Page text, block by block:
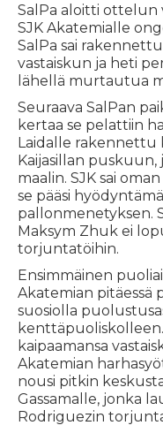
SalPa aloitti ottelun
SJK Akatemialle
SalPa sai
vastaiskun ja heti
lähellä murtautua
Seuraava SalPan
kertaa se pelattiin
Laidalle rakennettu
Kaijasillan
maalin. SJK sai
se pääsi
pallonmenetyksen.
Maksym Zhuk ei
torjuntatöihin.
Ensimmäinen
Akatemian pitäessä
suosiolla
kaipaamansa
Akatemian
nousi pitkin
Gassamalle, jonka
Rodriguezin